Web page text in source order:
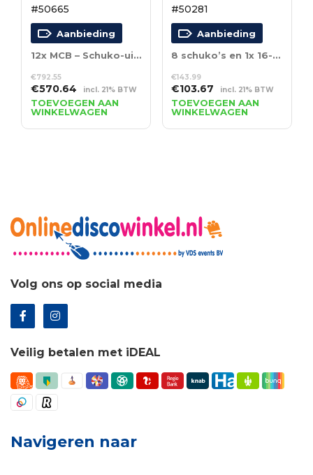
#50665
Aanbieding
12x MCB – Schuko-uit + Multipin-uit
€792.55
Oorspronkelijke
prijs
was:
€792.55.
€570.64Huidige
prijs
is:
€570.64.
incl. 21% BTW
TOEVOEGEN AAN
WINKELWAGEN
#50281
Aanbieding
8 schuko’s en 1x 16-polige aansluiting
€143.99
Oorspronkelijke
prijs
was:
€143.99.
€103.67 Huidige
prijs
is:
€103.67.
incl. 21% BTW
TOEVOEGEN AAN
WINKELWAGEN
Volg ons op social media
Veilig betalen met iDEAL
Navigeren naar